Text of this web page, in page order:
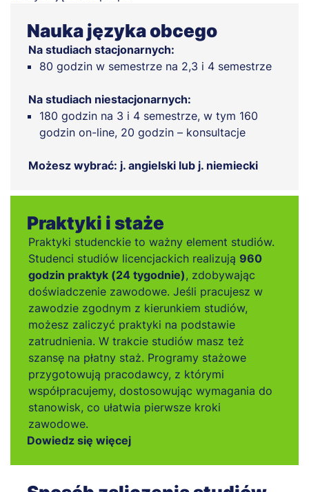
Nauka języka obcego
Na studiach stacjonarnych:
80 godzin w semestrze na 2,3 i 4 semestrze
Na studiach niestacjonarnych:
180 godzin na 3 i 4 semestrze, w tym 160
godzin on-line, 20 godzin – konsultacje
Możesz wybrać: j. angielski lub j. niemiecki
Praktyki i staże
Praktyki studenckie to ważny element studiów.
Studenci studiów licencjackich realizują 960
godzin praktyk (24 tygodnie), zdobywając
doświadczenie zawodowe. Jeśli pracujesz w
zawodzie zgodnym z kierunkiem studiów,
możesz zaliczyć praktyki na podstawie
zatrudnienia. W trakcie studiów masz też
szansę na płatny staż. Programy stażowe
przygotowują pracodawcy, z którymi
współpracujemy, dostosowując wymagania do
stanowisk, co ułatwia pierwsze kroki
zawodowe.
Dowiedz się więcej